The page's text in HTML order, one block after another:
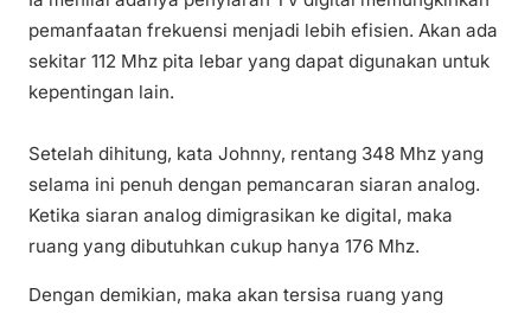
pemanfaatan frekuensi menjadi lebih efisien. Akan ada
sekitar 112 Mhz pita lebar yang dapat digunakan untuk
kepentingan lain.
Setelah dihitung, kata Johnny, rentang 348 Mhz yang
selama ini penuh dengan pemancaran siaran analog.
Ketika siaran analog dimigrasikan ke digital, maka
ruang yang dibutuhkan cukup hanya 176 Mhz.
Dengan demikian, maka akan tersisa ruang yang